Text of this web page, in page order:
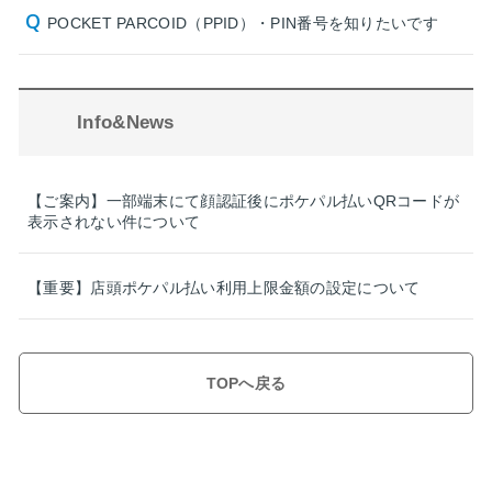
POCKET PARCOID（PPID）・PIN番号を知りたいです
Info&News
【ご案内】一部端末にて顔認証後にポケパル払いQRコードが
表示されない件について
【重要】店頭ポケパル払い利用上限金額の設定について
TOPへ戻る